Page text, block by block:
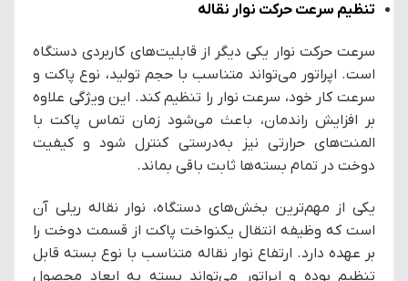
تنظیم سرعت حرکت نوار نقاله
سرعت حرکت نوار یکی دیگر از قابلیت‌های کاربردی دستگاه
است. اپراتور می‌تواند متناسب با حجم تولید، نوع پاکت و
سرعت کار خود، سرعت نوار را تنظیم کند. این ویژگی علاوه
بر افزایش راندمان، باعث می‌شود زمان تماس پاکت با
المنت‌های حرارتی نیز به‌درستی کنترل شود و کیفیت
دوخت در تمام بسته‌ها ثابت باقی بماند.
یکی از مهم‌ترین بخش‌های دستگاه، نوار نقاله ریلی آن
است که وظیفه انتقال یکنواخت پاکت از قسمت دوخت را
بر عهده دارد. ارتفاع نوار نقاله متناسب با نوع بسته قابل
تنظیم بوده و اپراتور می‌تواند بسته به ابعاد محصول